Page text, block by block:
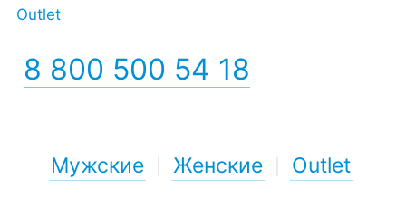
Outlet
8 800 500 54 18
Мужские Женские Outlet